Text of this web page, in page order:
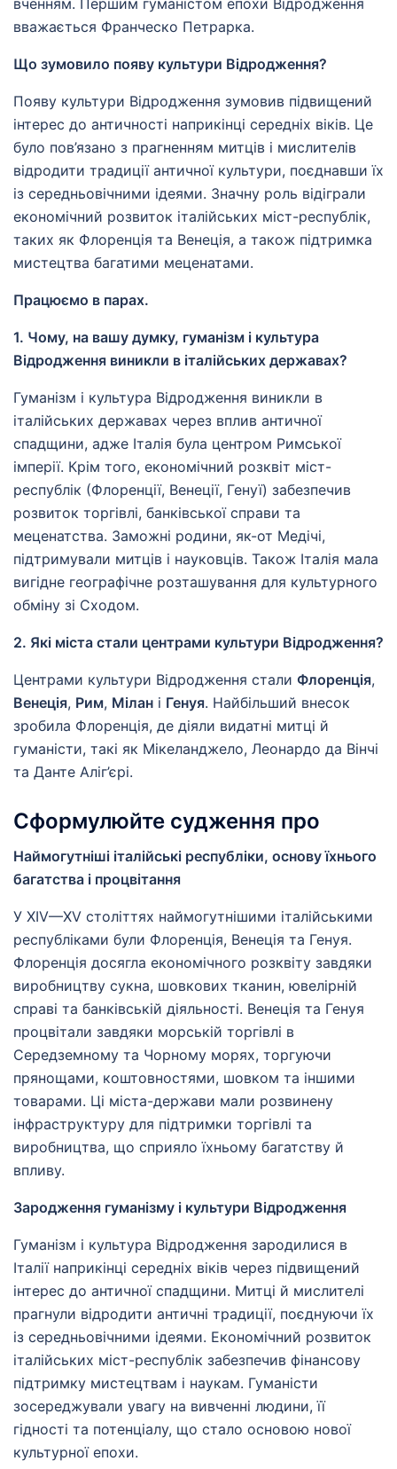
вченням. Першим гуманістом епохи Відродження
вважається Франческо Петрарка.
Що зумовило появу культури Відродження?
Появу культури Відродження зумовив підвищений
інтерес до античності наприкінці середніх віків. Це
було пов’язано з прагненням митців і мислителів
відродити традиції античної культури, поєднавши їх
із середньовічними ідеями. Значну роль відіграли
економічний розвиток італійських міст-республік,
таких як Флоренція та Венеція, а також підтримка
мистецтва багатими меценатами.
Працюємо в парах.
1. Чому, на вашу думку, гуманізм і культура
Відродження виникли в італійських державах?
Гуманізм і культура Відродження виникли в
італійських державах через вплив античної
спадщини, адже Італія була центром Римської
імперії. Крім того, економічний розквіт міст-
республік (Флоренції, Венеції, Генуї) забезпечив
розвиток торгівлі, банківської справи та
меценатства. Заможні родини, як-от Медічі,
підтримували митців і науковців. Також Італія мала
вигідне географічне розташування для культурного
обміну зі Сходом.
2. Які міста стали центрами культури Відродження?
Центрами культури Відродження стали Флоренція,
Венеція, Рим, Мілан і Генуя. Найбільший внесок
зробила Флоренція, де діяли видатні митці й
гуманісти, такі як Мікеланджело, Леонардо да Вінчі
та Данте Аліг’єрі.
Сформулюйте судження про
Наймогутніші італійські республіки, основу їхнього
багатства і процвітання
У XIV—XV століттях наймогутнішими італійськими
республіками були Флоренція, Венеція та Генуя.
Флоренція досягла економічного розквіту завдяки
виробництву сукна, шовкових тканин, ювелірній
справі та банківській діяльності. Венеція та Генуя
процвітали завдяки морській торгівлі в
Середземному та Чорному морях, торгуючи
прянощами, коштовностями, шовком та іншими
товарами. Ці міста-держави мали розвинену
інфраструктуру для підтримки торгівлі та
виробництва, що сприяло їхньому багатству й
впливу.
Зародження гуманізму і культури Відродження
Гуманізм і культура Відродження зародилися в
Італії наприкінці середніх віків через підвищений
інтерес до античної спадщини. Митці й мислителі
прагнули відродити античні традиції, поєднуючи їх
із середньовічними ідеями. Економічний розвиток
італійських міст-республік забезпечив фінансову
підтримку мистецтвам і наукам. Гуманісти
зосереджували увагу на вивченні людини, її
гідності та потенціалу, що стало основою нової
культурної епохи.